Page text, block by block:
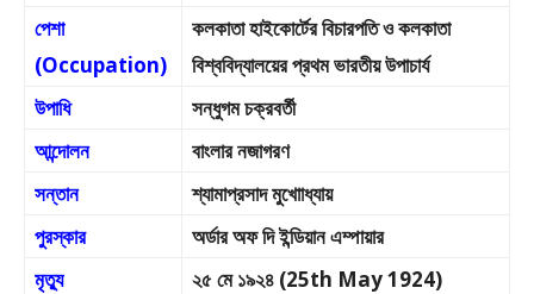
পেশা
(Occupation)
কলকাতা হাইকোর্টের বিচারপতি ও কলকাতা
বিশ্ববিদ্যালয়ের প্রথম ভারতীয় উপাচার্য
উপাধি
সন্ধুগম চক্রবর্তী
আন্দোলন
বাংলার নজাগরণ
সন্তান
শ্যামাপ্রসাদ মুখোাধ্যায়
পুরস্কার
অর্ডার অফ দি ইন্ডিয়ান এম্পায়ার
মৃত্যু
২৫ মে ১৯২৪ (25th May 1924)